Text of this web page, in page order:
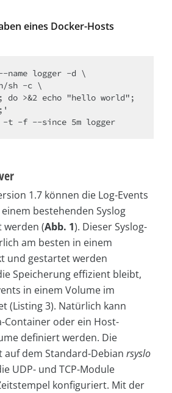
eines Docker-Hosts
name logger -d \
-t -f --since 5m logger
1.7 können die Log-Events
bestehenden Syslog
werden (Abb. 1). Dieser Syslog-
am besten in einem
und gestartet werden
Speicherung effizient bleibt,
in einem Volume im
(Listing 3). Natürlich kann
Container oder ein Host-
definiert werden. Die
dem Standard-Debian rsyslo
UDP- und TCP-Module
konfiguriert. Mit der